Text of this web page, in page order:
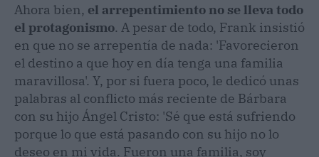
Ahora bien, el arrepentimiento no se lleva todo
el protagonismo. A pesar de todo, Frank insistió
en que no se arrepentía de nada: 'Favorecieron
el destino a que hoy en día tenga una familia
maravillosa'. Y, por si fuera poco, le dedicó unas
palabras al conflicto más reciente de Bárbara
con su hijo Ángel Cristo: 'Sé que está sufriendo
porque lo que está pasando con su hijo no lo
deseo en mi vida. Fueron una familia, soy